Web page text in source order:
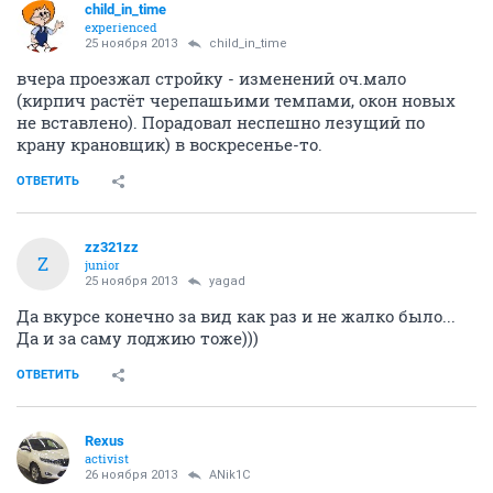
child_in_time
experienced
25 ноября 2013 child_in_time
вчера проезжал стройку - изменений оч.мало
(кирпич растёт черепашьими темпами, окон новых
не вставлено). Порадовал неспешно лезущий по
крану крановщик) в воскресенье-то.
ОТВЕТИТЬ
Z
zz321zz
junior
25 ноября 2013 yagad
Да вкурсе конечно за вид как раз и не жалко было...
Да и за саму лоджию тоже)))
ОТВЕТИТЬ
Rexus
activist
26 ноября 2013 ANik1C